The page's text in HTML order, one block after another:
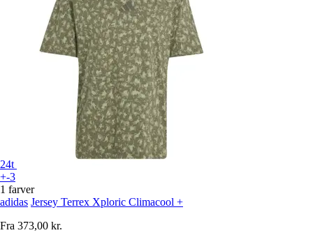
24t
+-3
1 farver
adidas Jersey Terrex Xploric Climacool +
Fra 373,00 kr.